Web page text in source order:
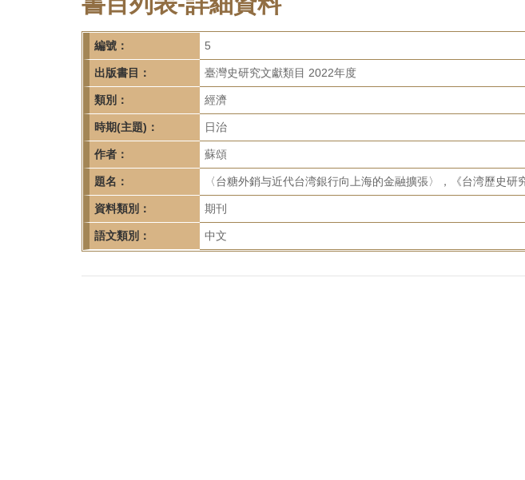
研
究
所-
首
頁
編號： 5
出版書目： 臺灣史研究文獻類目 2022年度
類別： 經濟
時期(主題)： 日治
作者： 蘇頌
題名： 〈台糖外銷与近代台湾銀行向上海的金融擴張〉，《台湾歷史研
資料類別： 期刊
語文類別： 中文